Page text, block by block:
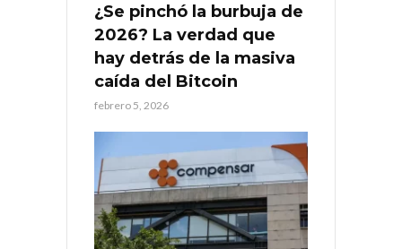
¿Se pinchó la burbuja de
2026? La verdad que
hay detrás de la masiva
caída del Bitcoin
febrero 5, 2026